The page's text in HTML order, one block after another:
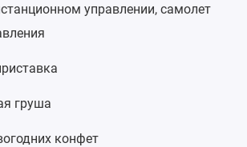
управлении, самолет
груша
конфет